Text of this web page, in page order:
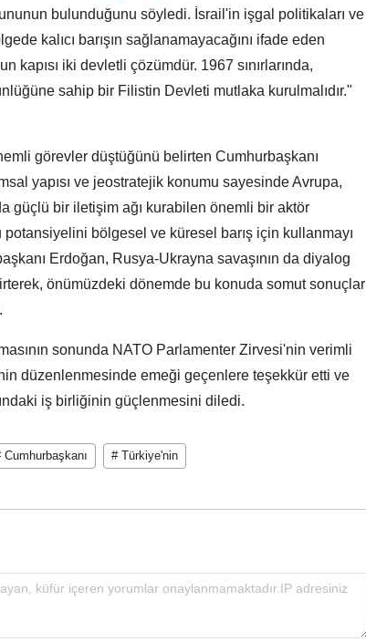
bulunduğunu söyledi. İsrail'in işgal politikaları ve
kalıcı barışın sağlanamayacağını ifade eden
kapısı iki devletli çözümdür. 1967 sınırlarında,
sahip bir Filistin Devleti mutlaka kurulmalıdır."
görevler düştüğünü belirten Cumhurbaşkanı
yapısı ve jeostratejik konumu sayesinde Avrupa,
güçlü bir iletişim ağı kurabilen önemli bir aktör
bölgesel ve küresel barış için kullanmayı
Erdoğan, Rusya-Ukrayna savaşının da diyalog
önümüzdeki dönemde bu konuda somut sonuçlar
sonunda NATO Parlamenter Zirvesi'nin verimli
düzenlenmesinde emeği geçenlere teşekkür etti ve
iş birliğinin güçlenmesini diledi.
Cumhurbaşkanı # Türkiye'nin